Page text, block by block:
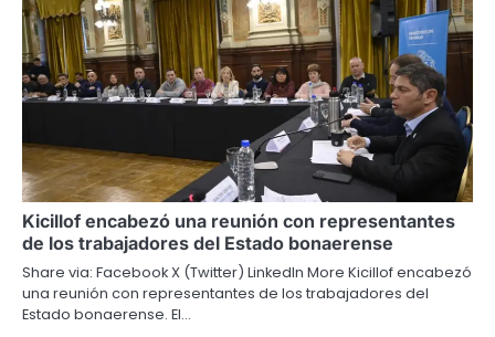
Kicillof encabezó una reunión con representantes
de los trabajadores del Estado bonaerense
Share via: Facebook X (Twitter) LinkedIn More Kicillof encabezó
una reunión con representantes de los trabajadores del
Estado bonaerense. El…